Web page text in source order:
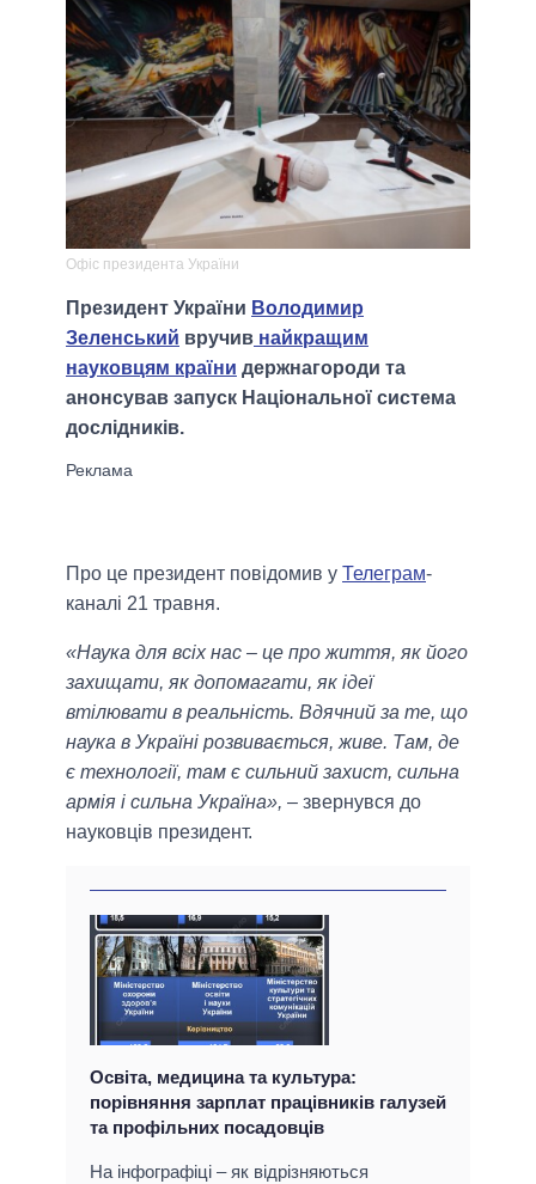
Офіс президента України
Президент України Володимир
Зеленський вручив найкращим
науковцям країни держнагороди та
анонсував запуск Національної система
дослідників.
Про це президент повідомив у Телеграм-
каналі 21 травня.
«Наука для всіх нас – це про життя, як його
захищати, як допомагати, як ідеї
втілювати в реальність. Вдячний за те, що
наука в Україні розвивається, живе. Там, де
є технології, там є сильний захист, сильна
армія і сильна Україна», – звернувся до
науковців президент.
Освіта, медицина та культура:
порівняння зарплат працівників галузей
та профільних посадовців
На інфографіці – як відрізняються